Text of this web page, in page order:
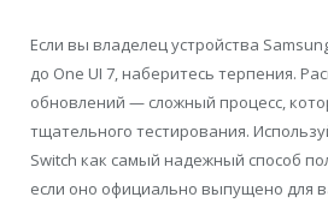
Если вы владелец устройства
до One UI 7, наберитесь терпения.
обновлений — сложный процесс,
тщательного тестирования.
Switch как самый надежный способ
если оно официально выпущено для